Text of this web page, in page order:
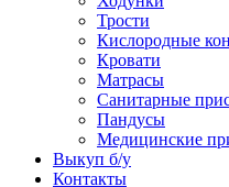
Трости
Кислородные
Кровати
Матрасы
Санитарные
Пандусы
Медицинские
Выкуп б/у
Контакты